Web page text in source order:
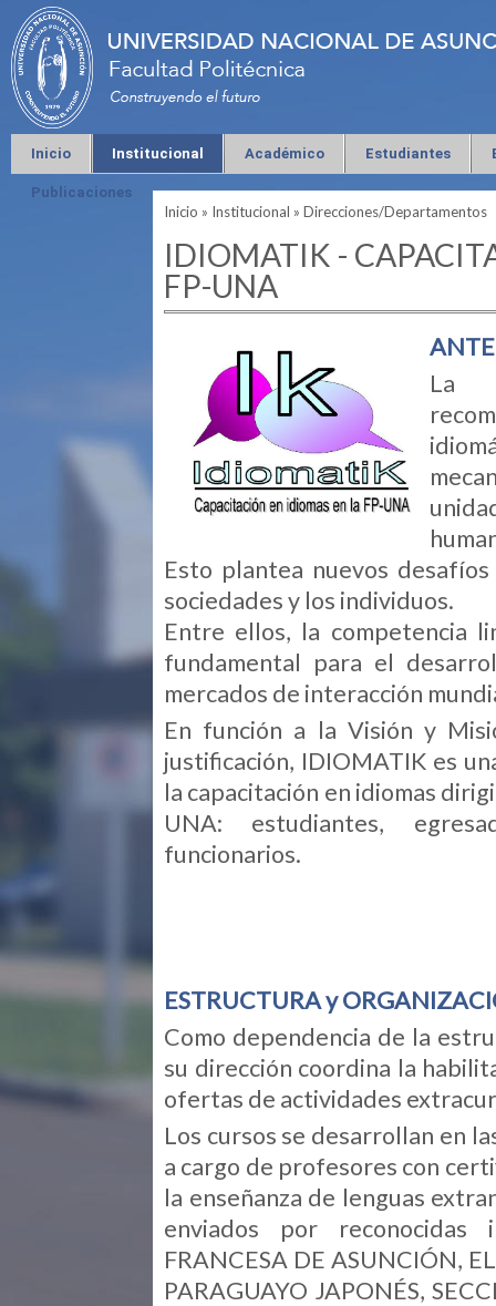
Inicio Institucional Académico Estudiantes
Publicaciones
Se encuentra usted aquí
Inicio » Institucional » Direcciones/Departamentos
IDIOMATIK -
FP-UNA
La
Esto plantea nuevos
sociedades y los individuos.
Entre ellos, la competencia
fundamental para el
mercados de interacción
En función a la Visión y
justificación, IDIOMATIK es
la capacitación en idiomas
UNA: estudiantes,
funcionarios.
ESTRUCTURA y
Como dependencia de la
su dirección coordina la
ofertas de actividades
Los cursos se desarrollan en
a cargo de profesores con
la enseñanza de lenguas
enviados por reconocidas
FRANCESA DE ASUNCIÓN,
PARAGUAYO JAPONÉS,